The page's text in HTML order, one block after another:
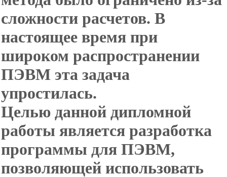
сложности расчетов. В
настоящее время при
широком распространении
ПЭВМ эта задача
упростилась.
Целью данной дипломной
работы является разработка
программы для ПЭВМ,
позволяющей использовать